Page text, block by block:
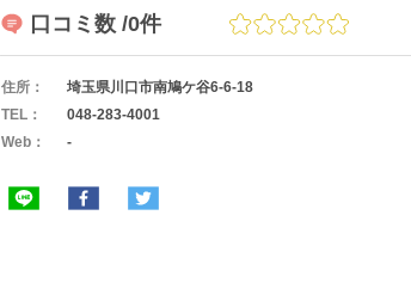
口コミ数 /0件
住所：
埼玉県川口市南鳩ケ谷6-6-18
TEL：
048-283-4001
Web：
-